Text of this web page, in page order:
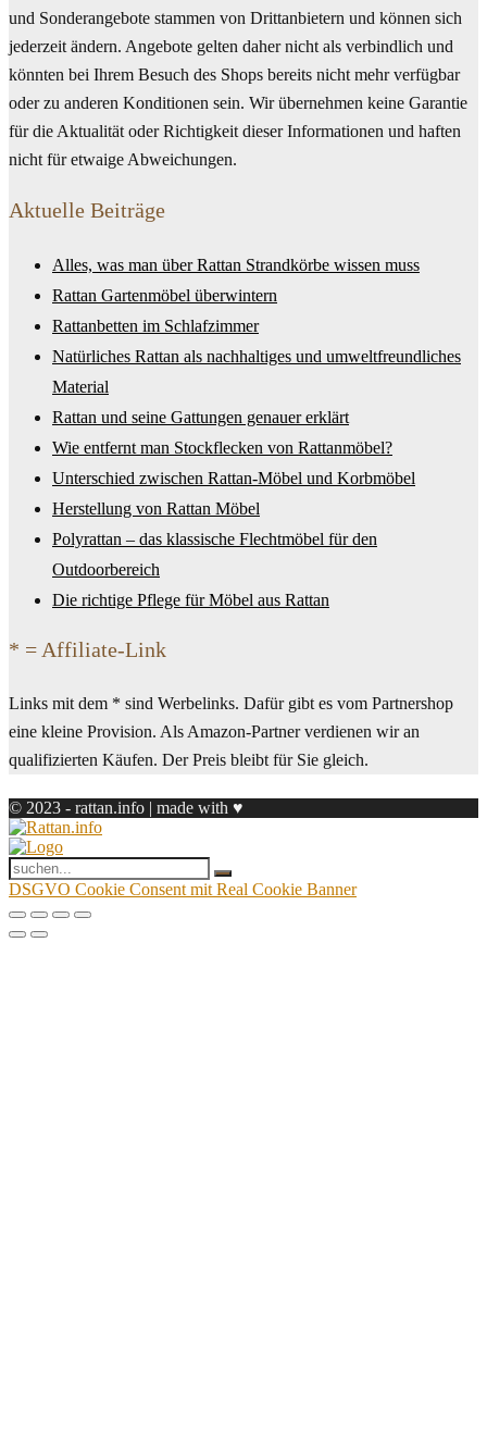
und Sonderangebote stammen von Drittanbietern und können sich
jederzeit ändern. Angebote gelten daher nicht als verbindlich und
könnten bei Ihrem Besuch des Shops bereits nicht mehr verfügbar
oder zu anderen Konditionen sein. Wir übernehmen keine Garantie
für die Aktualität oder Richtigkeit dieser Informationen und haften
nicht für etwaige Abweichungen.
Aktuelle Beiträge
Alles, was man über Rattan Strandkörbe wissen muss
Rattan Gartenmöbel überwintern
Rattanbetten im Schlafzimmer
Natürliches Rattan als nachhaltiges und umweltfreundliches
Material
Rattan und seine Gattungen genauer erklärt
Wie entfernt man Stockflecken von Rattanmöbel?
Unterschied zwischen Rattan-Möbel und Korbmöbel
Herstellung von Rattan Möbel
Polyrattan – das klassische Flechtmöbel für den
Outdoorbereich
Die richtige Pflege für Möbel aus Rattan
* = Affiliate-Link
Links mit dem * sind Werbelinks. Dafür gibt es vom Partnershop
eine kleine Provision. Als Amazon-Partner verdienen wir an
qualifizierten Käufen. Der Preis bleibt für Sie gleich.
© 2023 - rattan.info | made with ♥
DSGVO Cookie Consent mit Real Cookie Banner